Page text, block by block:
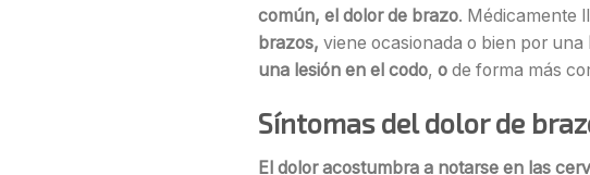
común, el dolor de brazo. Médicamente
brazos, viene ocasionada o bien por una
una lesión en el codo, o de forma más
Síntomas del dolor de
El dolor acostumbra a notarse en las